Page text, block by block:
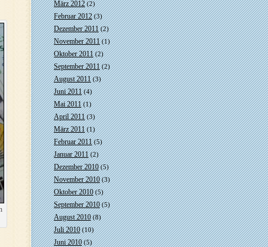
März 2012(2)
Februar 2012(3)
Dezember 2011(2)
November 2011(1)
Oktober 2011(2)
September 2011(2)
August 2011(3)
Juni 2011(4)
Mai 2011(1)
April 2011(3)
März 2011(1)
Februar 2011(5)
Januar 2011(2)
Dezember 2010(5)
November 2010(3)
Oktober 2010(5)
September 2010(5)
August 2010(8)
Juli 2010(10)
Juni 2010(5)